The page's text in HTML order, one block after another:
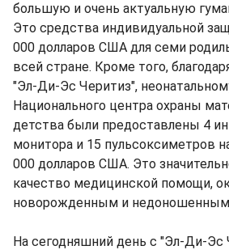
большую и очень актуальную
Это средства индивидуальной
000 долларов США для семи
всей стране. Кроме того,
"Эл-Ди-Эс Черитиз",
Национального центра охраны
детства были предоставлены 4
монитора и 15 пульсоксиметров
000 долларов США. Это
качество медицинской помощи,
новорожденным и
На сегодняшний день с "Эл-Ди-